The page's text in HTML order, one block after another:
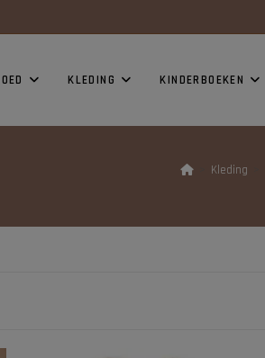
KLEDING KINDERBOEKEN
Kleding